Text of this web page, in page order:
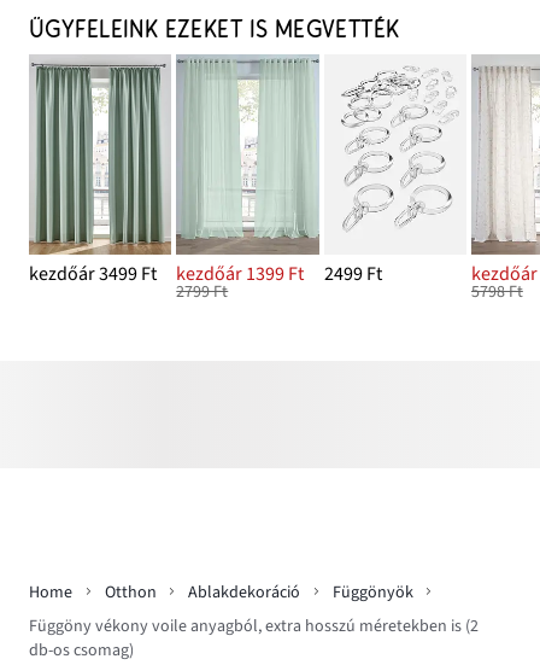
ÜGYFELEINK EZEKET IS MEGVETTÉK
kezdőár 3499 Ft kezdőár 1399 Ft
2799 Ft
2499 Ft
5798 Ft
Home Otthon Ablakdekoráció
Függönyök
Függöny vékony voile anyagból, extra hosszú méretekben is (2
db-os csomag)